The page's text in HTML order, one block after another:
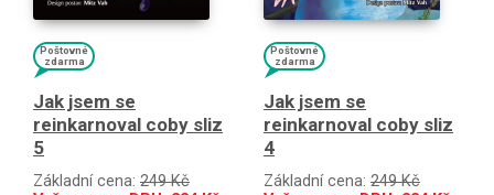
Poštovné
zdarma
Jak jsem se
reinkarnoval coby sliz
5
Základní cena: 249 Kč
Poštovné
zdarma
Jak jsem se
reinkarnoval coby sliz
4
Základní cena: 249 Kč